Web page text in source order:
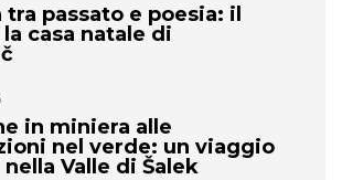
tra passato e poesia: il
casa natale di
in miniera alle
nel verde: un viaggio
Valle di Šalek